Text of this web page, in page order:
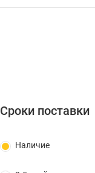
Сроки поставки
Наличие